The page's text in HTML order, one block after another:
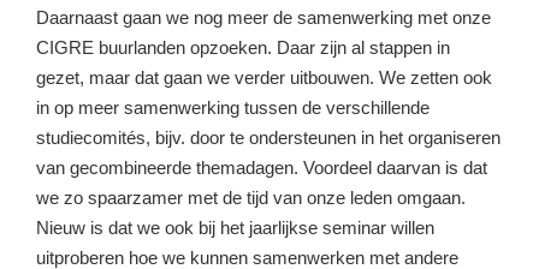
Daarnaast gaan we nog meer de samenwerking met onze
CIGRE buurlanden opzoeken. Daar zijn al stappen in
gezet, maar dat gaan we verder uitbouwen. We zetten ook
in op meer samenwerking tussen de verschillende
studiecomités, bijv. door te ondersteunen in het organiseren
van gecombineerde themadagen. Voordeel daarvan is dat
we zo spaarzamer met de tijd van onze leden omgaan.
Nieuw is dat we ook bij het jaarlijkse seminar willen
uitproberen hoe we kunnen samenwerken met andere